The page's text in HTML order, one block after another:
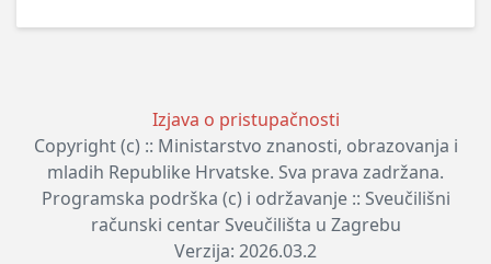
Izjava o pristupačnosti
Copyright (c) :: Ministarstvo znanosti, obrazovanja i
mladih Republike Hrvatske. Sva prava zadržana.
Programska podrška (c) i održavanje :: Sveučilišni
računski centar Sveučilišta u Zagrebu
Verzija: 2026.03.2